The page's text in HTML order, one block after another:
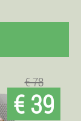
€ 78
€ 39